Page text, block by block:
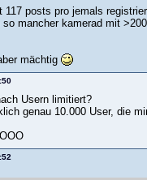
117 posts pro jemals
so mancher kamerad mit
mächtig
Usern limitiert?
genau 10.000 User, die